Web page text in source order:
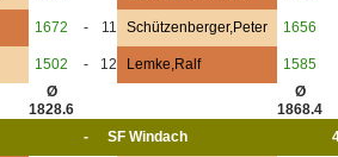
1672 - 11 Schützenberger,Peter 1656
1502 - 12 Lemke,Ralf
1585
Ø
1828.6
Ø
1868.4
- SF Windach